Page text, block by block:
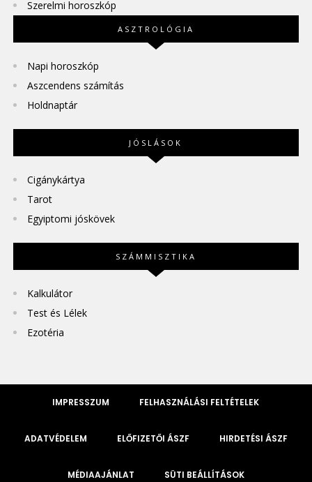
Szerelmi horoszkóp
ASZTROLÓGIA
Napi horoszkóp
Aszcendens számítás
Holdnaptár
JÓSLÁSOK
Cigánykártya
Tarot
Egyiptomi jóskövek
SZÁMMISZTIKA
Kalkulátor
Test és Lélek
Ezotéria
IMPRESSZUM FELHASZNÁLÁSI FELTÉTELEK
ADATVÉDELEM ELŐFIZETŐI ÁSZF HIRDETÉSI ÁSZF
MÉDIAAJÁNLAT SÜTI BEÁLLÍTÁSOK